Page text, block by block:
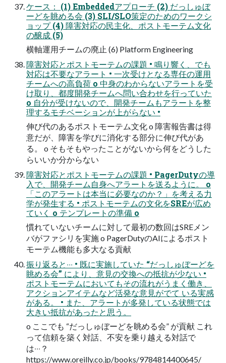
ケース： (1) Embeddedアプローチ (2) だっしゅぼ
ーどを眺める会 (3) SLI/SLO策定のためのワークシ
ョップ (4) 障害対応の⺠主化、ポストモーテム⽂化
の醸成 (5)
横軸運⽤チームの廃⽌ (6) Platform Engineering
障害対応とポストモーテムの課題 • 鳴り響く、でも
対応は不要なアラート • ⼀次受けとなる専任の運⽤
チームへの⾼負荷 o 中⾝のわからないアラートを受
け取り、都度開発チームへ問い合わせを⾏っていた
o ⾃分が受けないので、開発チームもアラートを整
理するモチベーションが上がらない •
伸び代のあるポストモーテム⽂化 o 障害報告書は得
意だが、障害を学びに消化する部分に伸び代があ
る。 o そもそもやったことがないから何をどうした
らいいか分からない
障害対応とポストモーテムの課題 • PagerDutyの導
⼊で、開発チーム⾃⾝へアラートを送るように。 o
「このアラートは本当に必要なのか？」を考える⼒
学が発⽣する • ポストモーテムの⽂化をSREが広め
ていく o テンプレートの準備 o
慣れていないチームに対して最初の数回はSREメン
バがファシリを実施 o PagerDutyのAIによるポスト
モーテム機能も多⼤なる貢献
振り返ると‧‧‧ • 既に実施していた “だっしゅぼーどを
眺める会” により、意⾒の交換への抵抗が少ない •
ポストモーテムにおいてもその流れがうまく働き、
アクションアイテムなど活発な意⾒がでて いる実感
がある。 • また、アラートが多発している状態では
⼤きい抵抗があったと思う。
o ここでも “だっしゅぼーどを眺める会” が貢献 これ
って信頼を築く対話、不安を乗り越える対話で
は‧‧‧？
https://www.oreilly.co.jp/books/9784814400645/